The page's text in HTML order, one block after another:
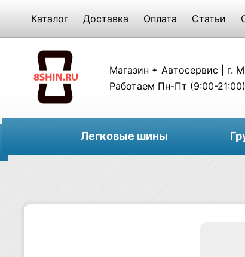
Каталог Доставка Оплата Статьи
Магазин + Автосервис | г.
Работаем Пн-Пт (9:00-
Легковые шины